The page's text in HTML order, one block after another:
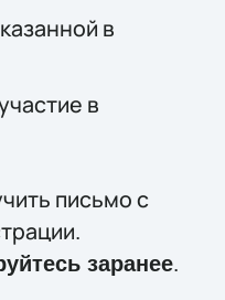
в
в
письмо с
заранее.